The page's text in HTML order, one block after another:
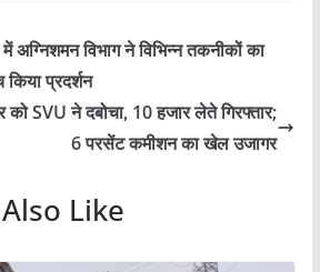
अग्निशमन विभाग ने विभिन्‍न तकनीकों का
प्रदर्शन
को SVU ने दबोचा, 10 हजार लेते गिरफ्तार;
6 परसेंट कमीशन का खेल उजागर
Like